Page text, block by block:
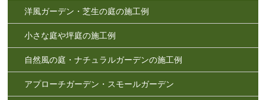
洋風ガーデン・芝生の庭の施工例
小さな庭や坪庭の施工例
自然風の庭・ナチュラルガーデンの施工例
アプローチガーデン・スモールガーデン